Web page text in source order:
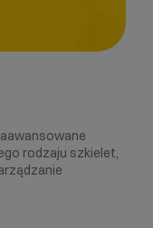
rodzaju szkielet,